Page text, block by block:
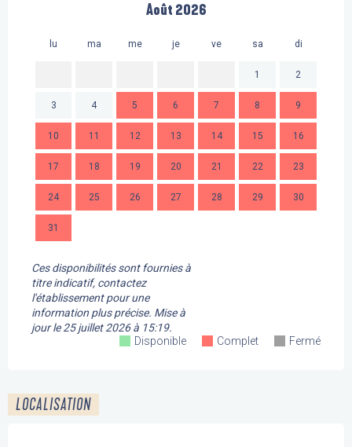
Août 2026
lu ma me je ve sa di
1 2
3 4 5 6 7 8 9
10 11 12 13 14 15 16
17 18 19 20 21 22 23
24 25 26 27 28 29 30
31
Ces disponibilités sont fournies à
titre indicatif, contactez
l'établissement pour une
information plus précise. Mise à
jour le25 juillet 2026 à 15:19.
Disponible
Complet Fermé
LOCALISATION